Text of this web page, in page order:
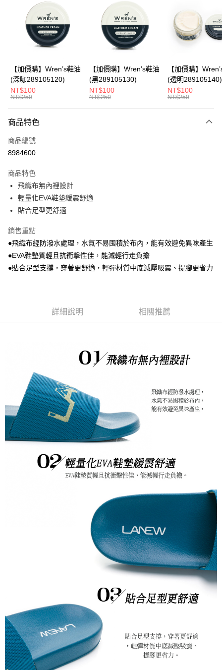
Apple Pay
悠遊付
Google Pay
全盈+PAY
ATM付款
宅配
每筆NT$80，滿NT$990(含以上)免運費
付款後門市自取
每筆NT$80，滿NT$699(含以上)免運費
【加價購】Wren’s鞋油
(深咖289105120)
NT$100
NT$250
【加價購】Wren’s鞋油
(黑289105130)
NT$100
NT$250
【加價購】
(透明289105140)
NT$100
NT$250
商品特色
商品編號
8984600
商品特色
飛織布無內裡設計
輕量化EVA鞋墊緩震舒適
貼合足型更舒適
銷售重點
●飛織布經防潑水處理，水氣不易囤積於布內，能有效避免異味產生
●EVA鞋墊質輕且抗衝擊性佳，能減輕行走負擔
●貼合足型支撐，穿著更舒適，輕彈材質中底減壓吸震、提腳更省力
詳細說明 相關推薦